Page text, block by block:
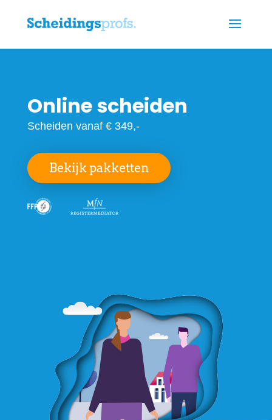
Online scheiden
Scheiden vanaf € 349,-
Bekijk pakketten